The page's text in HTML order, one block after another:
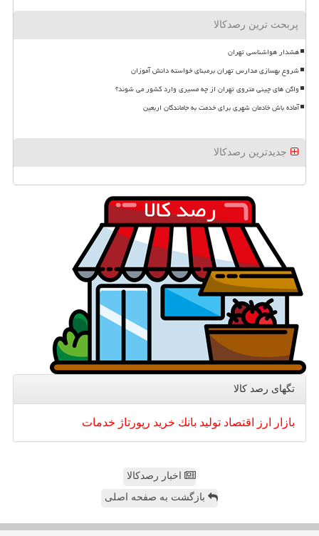
پربحث ترین رصدکالا
هشدار هواشناسی تهران
شروع بهسازی مدارس تهران برمبنای خواسته دانش آموزان
واگن های چینی متروی تهران از چه مسیری وارد کشور می شوند؟
آماده باش خادمان شهری برای خدمت به جاماندگان اربعین
جدیدترین رصدکالا
تگهای رصد كالا
بازار ارز اقتصاد تولید بانك خرید رپورتاژ خدمات
اخبار رصدکالا
بازگشت به صفحه اصلی